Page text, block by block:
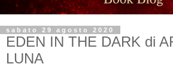
sabato 29 agosto 2020
EDEN IN THE DARK di
LUNA